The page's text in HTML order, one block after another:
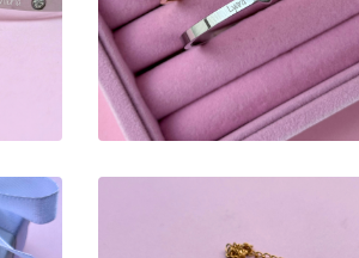
16,00 €